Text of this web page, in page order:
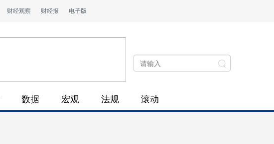
财经观察 财经报 电子版
数据 宏观 法规 滚动